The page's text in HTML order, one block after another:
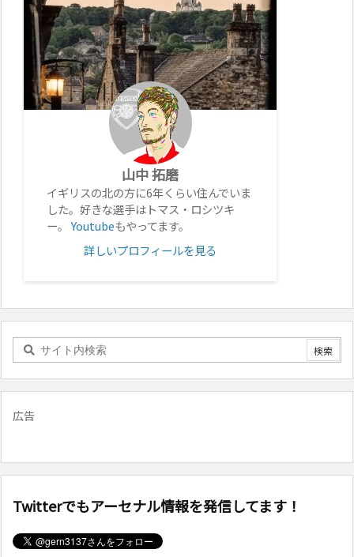
山中 拓磨
イギリスの北の方に6年くらい住んでいま
した。好きな選手はトマス・ロシツキ
ー。Youtubeもやってます。
詳しいプロフィールを見る
広告
Twitterでもアーセナル情報を発信してます！